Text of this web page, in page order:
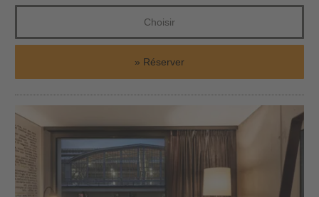
Choisir
Réserver